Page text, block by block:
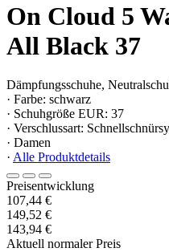
On Cloud 5
All Black 37
Dämpfungsschuhe,
· Farbe: schwarz
· Schuhgröße EUR: 37
· Verschlussart:
· Damen
· Alle Produktdetails
Preisentwicklung
107,44 €
149,52 €
143,94 €
Aktuell normaler Preis